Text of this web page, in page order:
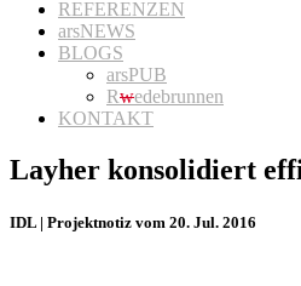
REFERENZEN
arsNEWS
BLOGS
arsPUB
Rwedebrunnen
KONTAKT
Layher konsolidiert
IDL | Projektnotiz vom 20. Jul. 2016